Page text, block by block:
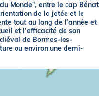
Monde", entre le cap Bénat
de la jetée et le
tout au long de l’année et
et l’efficacité de son
de Bormes-les-
ou environ une demi-